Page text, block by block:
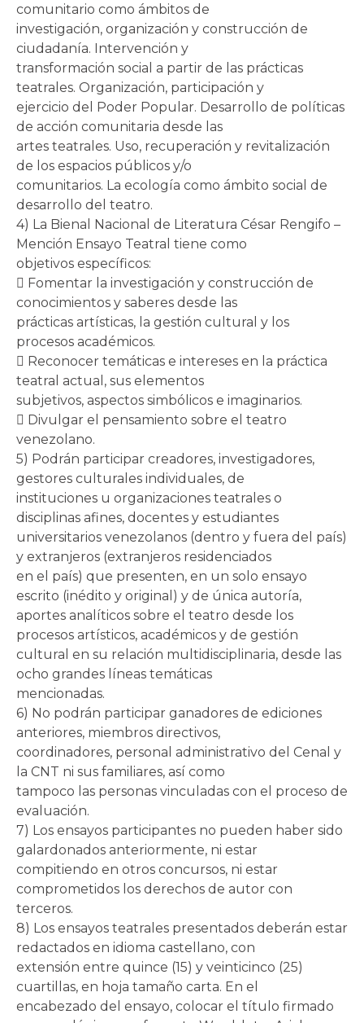
comunitario como ámbitos de
investigación, organización y construcción de
ciudadanía. Intervención y
transformación social a partir de las prácticas
teatrales. Organización, participación y
ejercicio del Poder Popular. Desarrollo de políticas
de acción comunitaria desde las
artes teatrales. Uso, recuperación y revitalización
de los espacios públicos y/o
comunitarios. La ecología como ámbito social de
desarrollo del teatro.
4) La Bienal Nacional de Literatura César Rengifo –
Mención Ensayo Teatral tiene como
objetivos específicos:
 Fomentar la investigación y construcción de
conocimientos y saberes desde las
prácticas artísticas, la gestión cultural y los
procesos académicos.
 Reconocer temáticas e intereses en la práctica
teatral actual, sus elementos
subjetivos, aspectos simbólicos e imaginarios.
 Divulgar el pensamiento sobre el teatro
venezolano.
5) Podrán participar creadores, investigadores,
gestores culturales individuales, de
instituciones u organizaciones teatrales o
disciplinas afines, docentes y estudiantes
universitarios venezolanos (dentro y fuera del país)
y extranjeros (extranjeros residenciados
en el país) que presenten, en un solo ensayo
escrito (inédito y original) y de única autoría,
aportes analíticos sobre el teatro desde los
procesos artísticos, académicos y de gestión
cultural en su relación multidisciplinaria, desde las
ocho grandes líneas temáticas
mencionadas.
6) No podrán participar ganadores de ediciones
anteriores, miembros directivos,
coordinadores, personal administrativo del Cenal y
la CNT ni sus familiares, así como
tampoco las personas vinculadas con el proceso de
evaluación.
7) Los ensayos participantes no pueden haber sido
galardonados anteriormente, ni estar
compitiendo en otros concursos, ni estar
comprometidos los derechos de autor con
terceros.
8) Los ensayos teatrales presentados deberán estar
redactados en idioma castellano, con
extensión entre quince (15) y veinticinco (25)
cuartillas, en hoja tamaño carta. En el
encabezado del ensayo, colocar el título firmado